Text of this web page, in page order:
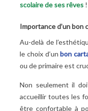
scolaire de ses rêves !
Importance d’un bon
Au-delà de
le choix d’unbon
ou de primaire est
Non seulement il
accueillir toutes les
être confortable à